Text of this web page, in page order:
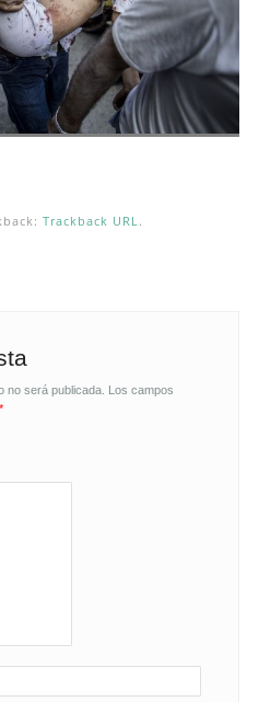
Trackback URL.
no será publicada.
Los campos
*